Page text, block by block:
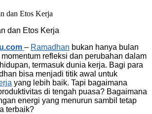
dan Etos Kerja
– Ramadhan bukan hanya bulan
refleksi dan perubahan dalam
termasuk dunia kerja. Bagi para
bisa menjadi titik awal untuk
yang lebih baik. Tapi bagaimana
di tengah puasa? Bagaimana
energi yang menurun sambil tetap
terbaik?